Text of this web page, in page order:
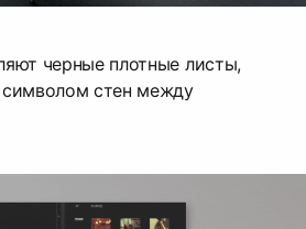
черные плотные листы,
символом стен между